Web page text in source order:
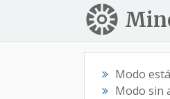
Modo
Modo sin